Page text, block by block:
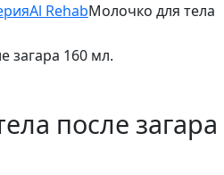
Al RehabМолочко для тела
после загара